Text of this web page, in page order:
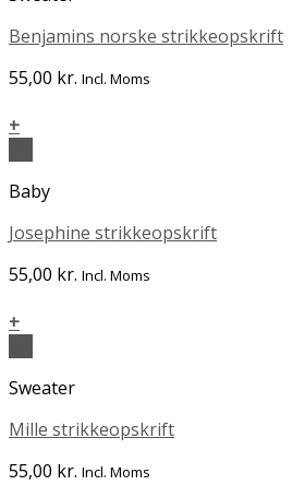
Benjamins norske strikkeopskrift
55,00 kr. Incl. Moms
+
Baby
Josephine strikkeopskrift
55,00 kr. Incl. Moms
+
Sweater
Mille strikkeopskrift
55,00 kr. Incl. Moms